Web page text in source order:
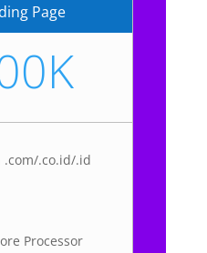
Page
.com/.co.id/.id
Processor